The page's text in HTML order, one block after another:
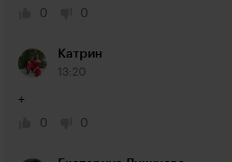
0
0
Катрин
13:20
+
0
0